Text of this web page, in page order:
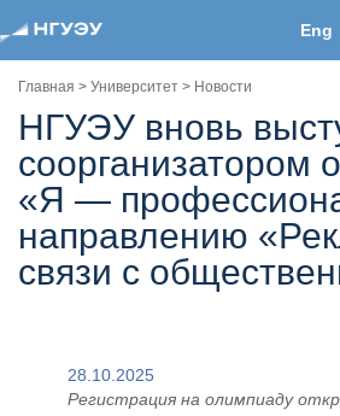
Eng
Главная > Университет > Новости
НГУЭУ вновь
соорганизатором
«Я —
направлению
связи с
28.10.2025
Регистрация на олимпиаду